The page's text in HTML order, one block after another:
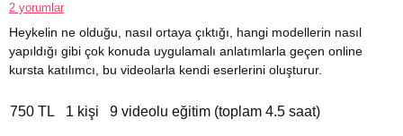
2 yorumlar
Heykelin ne olduğu, nasıl ortaya çıktığı, hangi modellerin nasıl
yapıldığı gibi çok konuda uygulamalı anlatımlarla geçen online
kursta katılımcı, bu videolarla kendi eserlerini oluşturur.
750 TL 1 kişi 9 videolu eğitim (toplam 4.5 saat)